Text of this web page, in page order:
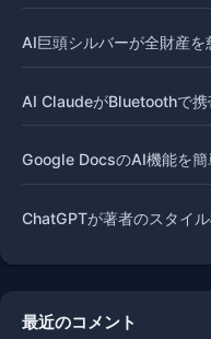
AI巨頭シルバーが全財産
AI ClaudeがBluetoothで携
Google DocsのAI機能を簡
ChatGPTが著者のスタイ
最近のコメント